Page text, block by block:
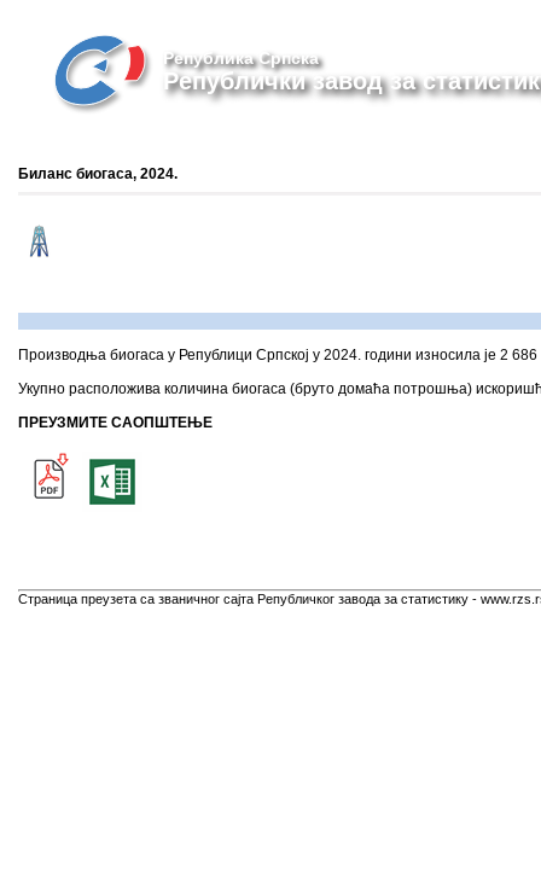
Република Српска
Републички завод за
Биланс биогаса, 2024.
Производња биогаса у Републици Српској у 2024. години износила је 2
Укупно расположива количина биогаса (бруто домаћа потрошња)
ПРЕУЗМИТЕ САОПШТЕЊЕ
Страница преузета са званичног сајта Републичког завода за статистику -